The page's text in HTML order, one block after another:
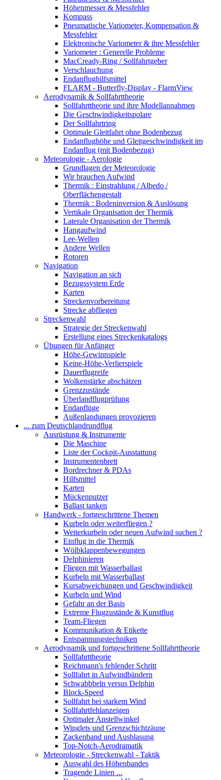
Höhenmesser & Messfehler
Kompass
Pneumatische Variometer, Kompensation &
Messfehler
Elektronische Variometer & ihre Messfehler
Variometer : Generelle Probleme
MacCready-Ring / Sollfahrtgeber
Verschlauchung
Endanflughilfsmittel
FLARM - Butterfly-Display - FlarmView
Aerodynamik & Sollfahrttheorie
Sollfahrttheorie und ihre Modellannahmen
Die Geschwindigkeitspolare
Der Sollfahrtring
Optimale Gleitfahrt ohne Bodenbezug
Endanflughöhe und Gleitgeschwindigkeit im
Endanflug (mit Bodenbezug)
Meteorologie - Aerologie
Grundlagen der Meteorologie
Wir brauchen Aufwind
Thermik : Einstrahlung / Albedo /
Oberflächengestalt
Thermik : Bodeninversion & Auslösung
Vertikale Organisation der Thermik
Laterale Organisation der Thermik
Hangaufwind
Lee-Wellen
Andere Wellen
Rotoren
Navigation
Navigation an sich
Bezugssystem Erde
Karten
Streckenvorbereitung
Strecke abfliegen
Streckenwahl
Strategie der Streckenwahl
Erstellung eines Streckenkatalogs
Übungen für Anfänger
Höhe-Gewinnspiele
Keine-Höhe-Verlierspiele
Dauerflugreife
Wolkenstärke abschätzen
Grenzzustände
Überlandflugprüfung
Endanflüge
Außenlandungen provozieren
... zum Deutschlandrundflug
Ausrüstung & Instrumente
Die Maschine
Liste der Cockpit-Ausstattung
Instrumentenbrett
Bordrechner & PDAs
Hilfsmittel
Karten
Mückenputzer
Ballast tanken
Handwerk - fortgeschrittene Themen
Kurbeln oder weiterfliegen ?
Weiterkurbeln oder neuen Aufwind suchen ?
Einflug in die Thermik
Wölbklappenbewegungen
Delphinieren
Fliegen mit Wasserballast
Kurbeln mit Wasserballast
Kursabweichungen und Geschwindigkeit
Kurbeln und Wind
Gefahr an der Basis
Extreme Flugzustände & Kunstflug
Team-Fliegen
Kommunikation & Etikette
Entspannungstechniken
Aerodynamik und fortgeschrittene Sollfahrttheorie
Sollfahrttheorie
Reichmann's fehlender Schritt
Sollfahrt in Aufwindbändern
Schwabbbeln versus Delphin
Block-Speed
Sollfahrt bei starkem Wind
Sollfahrtfehlanzeigen
Optimaler Anstellwinkel
Winglets und Grenzschichtzäune
Zackenband und Ausblasung
Top-Notch-Aerodramatik
Meteorologie - Streckenwahl - Taktik
Auswahl des Höhenbandes
Tragende Linien ...